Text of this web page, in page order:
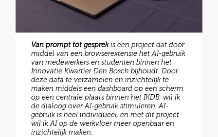
Van prompt tot gesprekis een project dat door
middel van een browserextensie het AI-gebruik
van medewerkers en studenten binnen het
Innovatie Kwartier Den Bosch bijhoudt. Door
deze data te verzamelen en inzichtelijk te
maken middels een dashboard op een scherm
op een centrale plaats binnen het IKDB, wil ik
de dialoog over AI-gebruik stimuleren. AI-
gebruik is heel individueel, en met dit project
wil ik AI op de werkvloer meer openbaar en
inzichtelijk maken.